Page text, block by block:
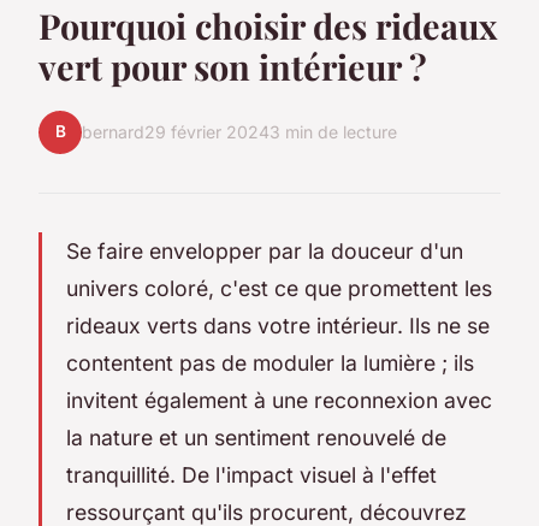
Pourquoi choisir des rideaux
vert pour son intérieur ?
B bernard29 février 20243 min de lecture
Se faire envelopper par la douceur d'un
univers coloré, c'est ce que promettent les
rideaux verts dans votre intérieur. Ils ne se
contentent pas de moduler la lumière ; ils
invitent également à une reconnexion avec
la nature et un sentiment renouvelé de
tranquillité. De l'impact visuel à l'effet
ressourçant qu'ils procurent, découvrez